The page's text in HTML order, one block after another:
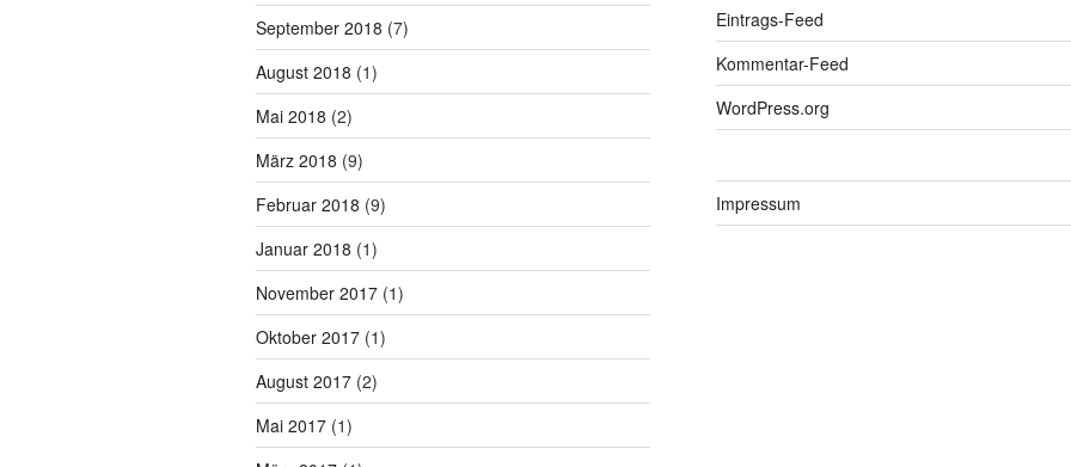
September 2018 (7)
August 2018 (1)
Mai 2018 (2)
März 2018 (9)
Februar 2018 (9)
Januar 2018 (1)
November 2017 (1)
Oktober 2017 (1)
August 2017 (2)
Mai 2017 (1)
Eintrags-Feed
Kommentar-Feed
WordPress.org
Impressum